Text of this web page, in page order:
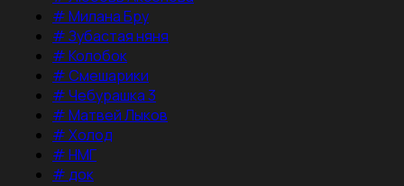
#Милана Бру
#Зубастая няня
#Колобок
#Смешарики
#Чебурашка 3
#Матвей Лыков
#Холод
#НМГ
#док